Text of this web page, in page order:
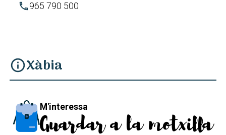
phone965 790 500
infoXàbia
M'interessa
Guardar a la motxilla